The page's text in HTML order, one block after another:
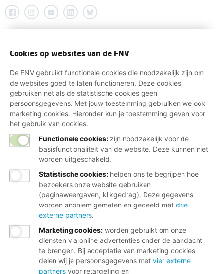
Cookies op websites van de FNV
De FNV gebruikt functionele cookies die noodzakelijk zijn om
de websites goed te laten functioneren. Deze cookies
gebruiken net als de statistische cookies geen
persoonsgegevens. Met jouw toestemming gebruiken we ook
marketing cookies. Hieronder kun je toestemming geven voor
het gebruik van cookies.
Functionele cookies: zijn noodzakelijk voor de
basisfunctionaliteit van de website. Deze kunnen niet
worden uitgeschakeld.
Statistische cookies: helpen ons te begrijpen hoe
bezoekers onze website gebruiken
(paginaweergaven, klikgedrag). Deze gegevens
worden anoniem gemeten en gedeeld met drie
externe partners.
Marketing cookies: worden gebruikt om onze
diensten via online advertenties onder de aandacht
te brengen. Bij acceptatie van marketing cookies
delen wij je persoonsgegevens met vier externe
partners voor retargeting en